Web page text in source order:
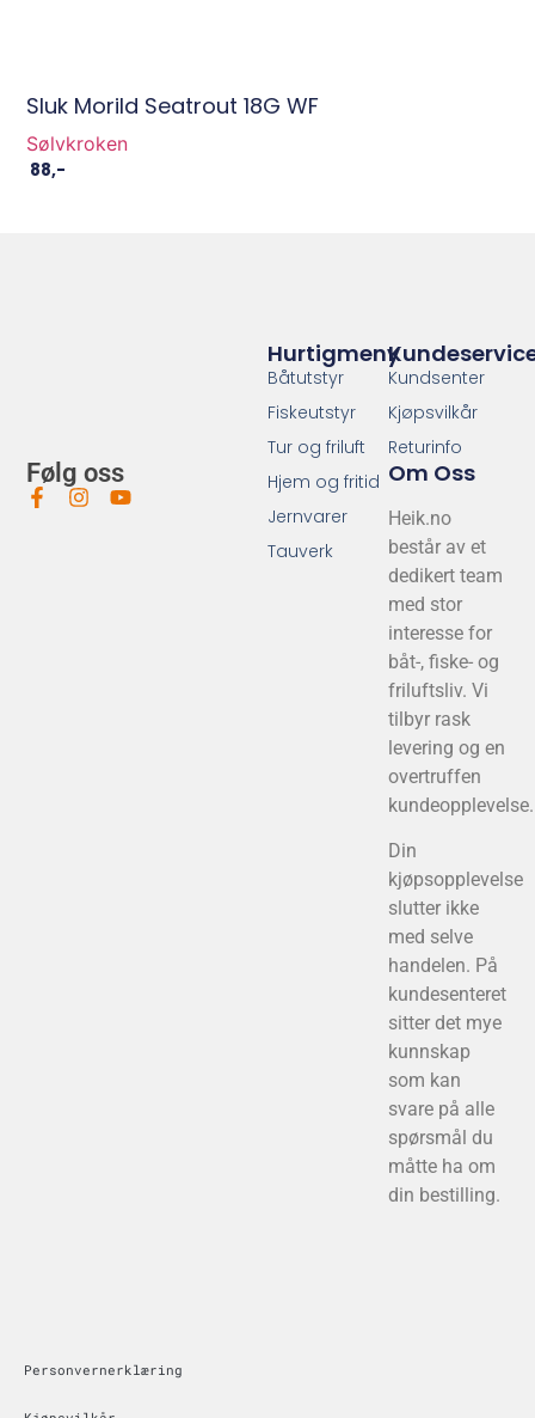
Sluk Morild Seatrout 18G WF
Sølvkroken
88,-
Følg oss
Kundsenter
Kjøpsvilkår
Returinfo
Om Oss
Heik.no
består av et
dedikert team
med stor
interesse for
båt-, fiske- og
friluftsliv. Vi
tilbyr rask
levering og en
overtruffen
kundeopplevelse.
Din
kjøpsopplevelse
slutter ikke
med selve
handelen. På
kundesenteret
sitter det mye
kunnskap
som kan
svare på alle
spørsmål du
måtte ha om
din bestilling.
Hurtigmeny
Båtutstyr
Fiskeutstyr
Tur og friluft
Hjem og fritid
Jernvarer
Tauverk
Personvernerklæring